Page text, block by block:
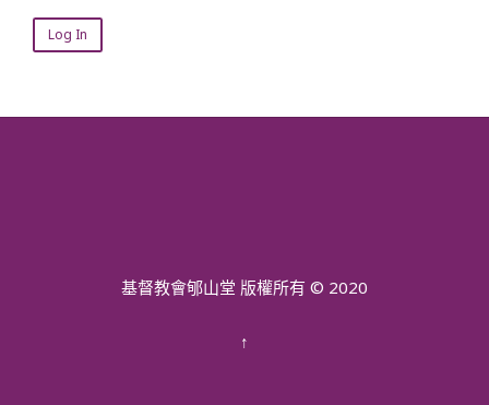
基督教會郇山堂 版權所有 © 2020
↑